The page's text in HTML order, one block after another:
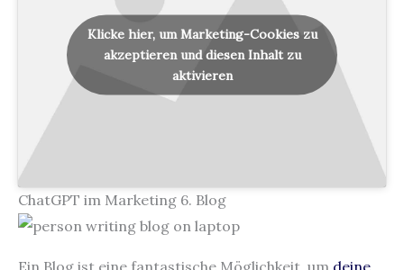
Klicke hier, um Marketing-Cookies zu
akzeptieren und diesen Inhalt zu
aktivieren
ChatGPT im Marketing 6. Blog